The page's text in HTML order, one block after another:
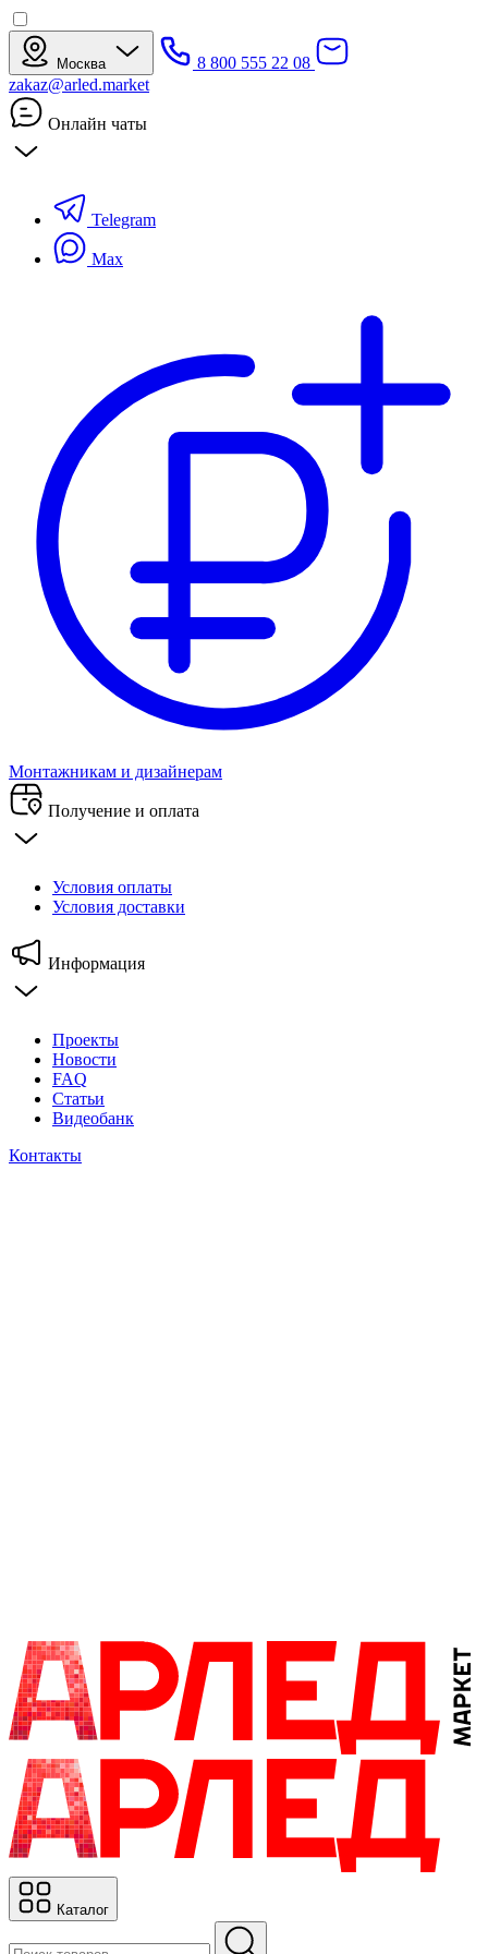
Москва
8 800 555 22 08
zakaz@arled.market
Онлайн чаты
Telegram
Max
Монтажникам и дизайнерам
Получение и оплата
Условия оплаты
Условия доставки
Информация
Проекты
Новости
FAQ
Статьи
Видеобанк
Контакты
Каталог